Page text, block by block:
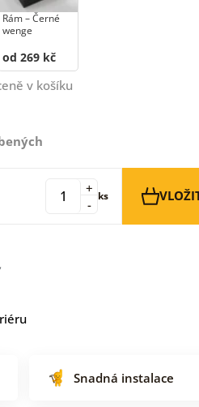
Rám –⁠⁠⁠⁠⁠⁠ Černé
wenge
od 269 kč
v košíku
-
+ ks
Snadná instalace